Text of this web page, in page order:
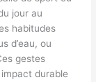
jour au
habitudes
d’eau, ou
gestes
durable